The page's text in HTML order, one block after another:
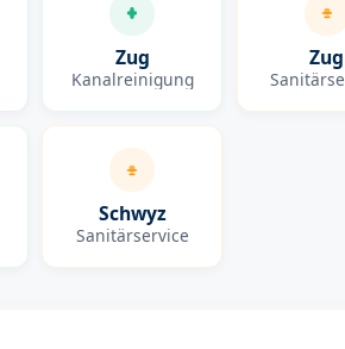
Zug
Kanalreinigung
Zug
Schwyz
Sanitärservice